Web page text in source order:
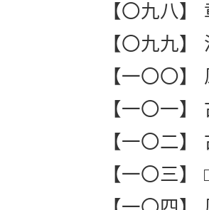
【〇九八
【〇九九
【一〇〇
【一〇一
【一〇二
【一〇三